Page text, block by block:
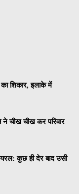
शिकार, इलाके में
ने चीख चीख कर परिवार
कुछ ही देर बाद उसी